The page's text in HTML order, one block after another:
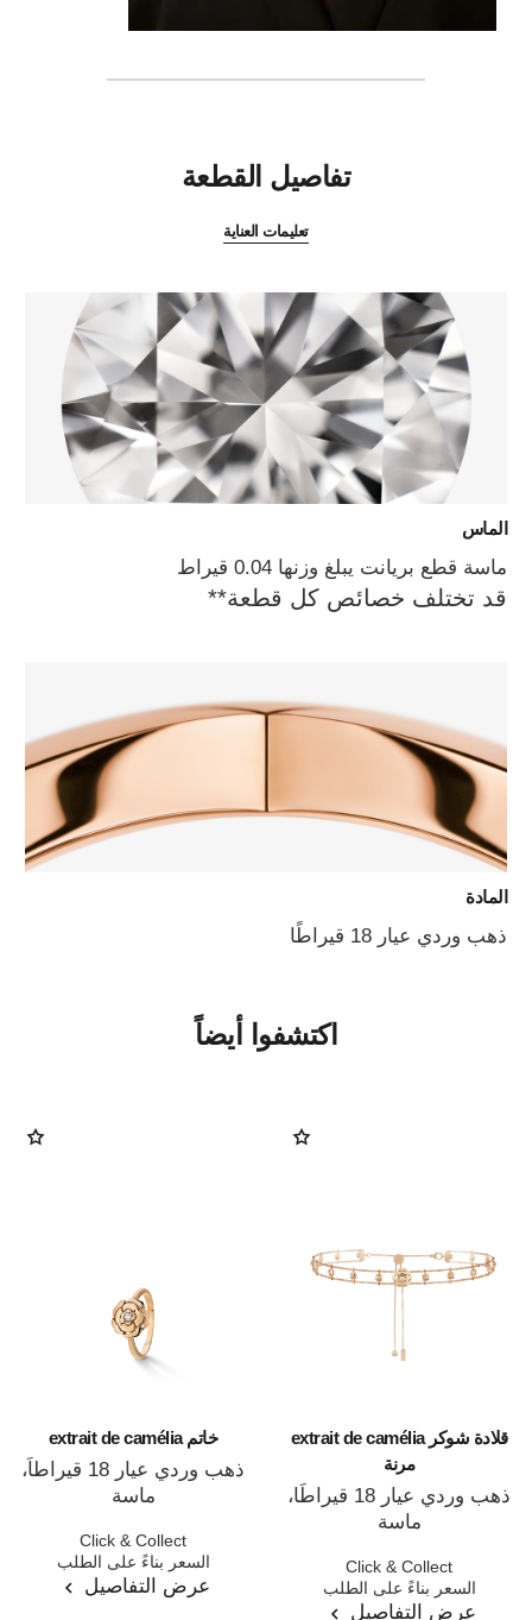
تفاصيل القطعة
تعليمات العناية
الماس
ماسة قطع بريانت يبلغ وزنها 0.04 قيراط
قد تختلف خصائص كل قطعة**
المادة
ذهب وردي عيار 18 قيراطًا
اكتشفوا أيضاً
قلادة شوكر extrait de camélia
مرنة
ذهب وردي عيار 18 قيراطًا،
ماسة
Click & Collect
السعر بناءً على الطلب
عرض التفاصيل
خاتم extrait de camélia
ذهب وردي عيار 18 قيراطاً،
ماسة
Click & Collect
السعر بناءً على الطلب
عرض التفاصيل